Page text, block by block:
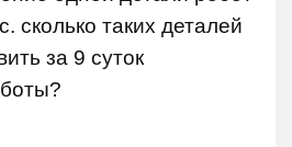
сколько таких деталей
за 9 суток